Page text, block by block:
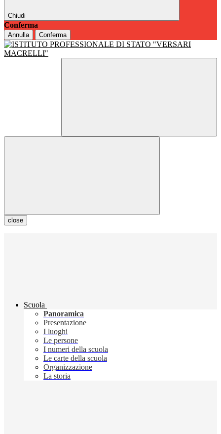
Chiudi
Conferma
Annulla Conferma
close
Scuola
Panoramica
Presentazione
I luoghi
Le persone
I numeri della scuola
Le carte della scuola
Organizzazione
La storia